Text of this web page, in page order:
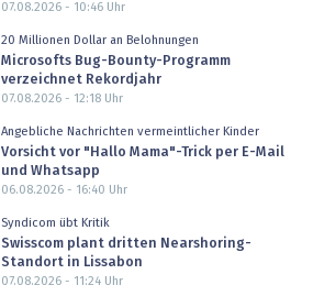
07.08.2026 - 10:46Uhr
20 Millionen Dollar an Belohnungen
Microsofts Bug-Bounty-Programm
verzeichnet Rekordjahr
07.08.2026 - 12:18Uhr
Angebliche Nachrichten vermeintlicher Kinder
Vorsicht vor "Hallo Mama"-Trick per E-Mail
und Whatsapp
06.08.2026 - 16:40 Uhr
Syndicom übt Kritik
Swisscom plant dritten Nearshoring-
Standort in Lissabon
07.08.2026 - 11:24Uhr